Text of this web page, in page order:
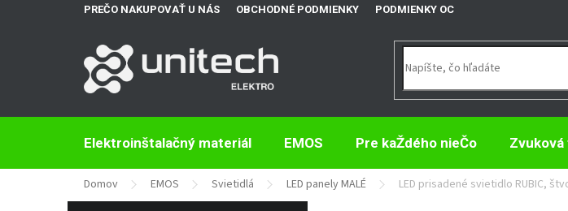
PREČO NAKUPOVAŤ U NÁS OBCHODNÉ PODMIENKY PODMIENKY OCHRANY OSOBNÝCH
Elektroinštalačný materiál EMOS Pre kaŽdého nieČo
Domov EMOS Svietidlá LED panely MALÉ LED prisadené svietidlo RUBIC,